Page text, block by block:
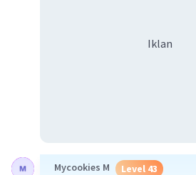
Iklan
Mycookies M Level 43